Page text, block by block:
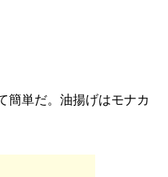
簡単だ。油揚げはモナカ